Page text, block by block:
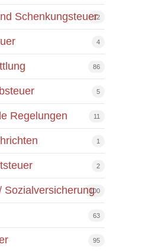
Schenkungsteuer
12
4
86
5
Regelungen 11
1
2
Sozialversicherung100
63
95